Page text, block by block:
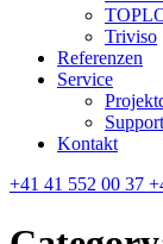
Triviso
Referenzen
Service
Support
Kontakt
+41 41 552 00 37